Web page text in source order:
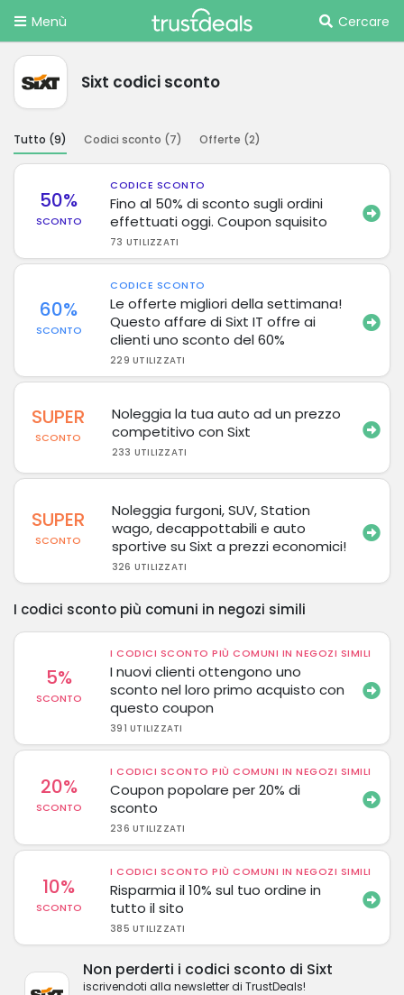
Menù Cercare
Sixt codici sconto
Tutto (9) Codici sconto (7) Offerte (2)
50%
SCONTO
CODICE SCONTO
Fino al 50% di sconto sugli ordini
effettuati oggi. Coupon squisito
73 UTILIZZATI
60%
SCONTO
CODICE SCONTO
Le offerte migliori della settimana!
Questo affare di Sixt IT offre ai
clienti uno sconto del 60%
229 UTILIZZATI
SUPER
SCONTO
Noleggia la tua auto ad un prezzo
competitivo con Sixt
233 UTILIZZATI
SUPER
SCONTO
Noleggia furgoni, SUV, Station
wago, decappottabili e auto
sportive su Sixt a prezzi economici!
326 UTILIZZATI
I codici sconto più comuni in negozi simili
5%
SCONTO
I CODICI SCONTO PIÙ COMUNI IN NEGOZI SIMILI
I nuovi clienti ottengono uno
sconto nel loro primo acquisto con
questo coupon
391 UTILIZZATI
20%
SCONTO
I CODICI SCONTO PIÙ COMUNI IN NEGOZI SIMILI
Coupon popolare per 20% di
sconto
236 UTILIZZATI
10%
SCONTO
I CODICI SCONTO PIÙ COMUNI IN NEGOZI SIMILI
Risparmia il 10% sul tuo ordine in
tutto il sito
385 UTILIZZATI
Non perderti i codici sconto di Sixt
iscrivendoti alla newsletter di TrustDeals!